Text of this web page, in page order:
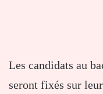
Les candidats au
seront fixés sur